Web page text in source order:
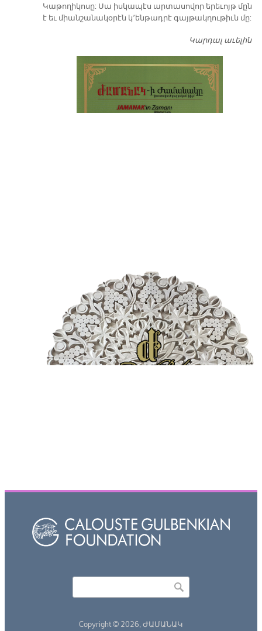
Կաթողիկոսը: Սա իսկապէս արտասովոր երեւոյթ մըն
է եւ միանշանակօրէն կ՚ենթադրէ գայթակղութիւն մը:
Կարդալ աւելին
Copyright © 2026, ԺԱՄԱՆԱԿ